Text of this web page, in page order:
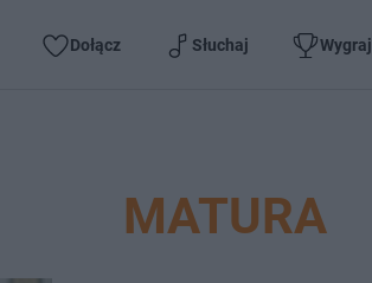
Dołącz Słuchaj Wygraj
MATURA